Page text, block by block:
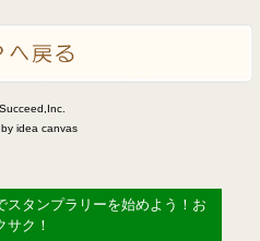
idea canvas
スタンプラリーを始めよう！お
サク！